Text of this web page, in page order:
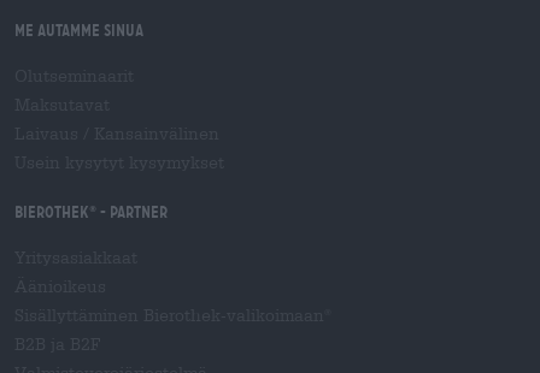
Me autamme sinua
Bierothek - Partner